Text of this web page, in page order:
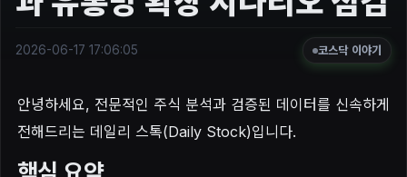
2026-06-17 17:06:05 코스닥 이야기
안녕하세요, 전문적인 주식 분석과 검증된 데이터를 신속하게
전해드리는 데일리 스톡(Daily Stock)입니다.